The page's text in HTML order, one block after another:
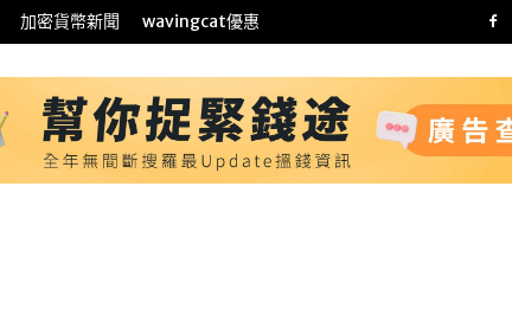
加密貨幣新聞 wavingcat優惠